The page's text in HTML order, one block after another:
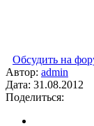
Обсудить на
Автор: admin
Дата: 31.08.2012
Поделиться: